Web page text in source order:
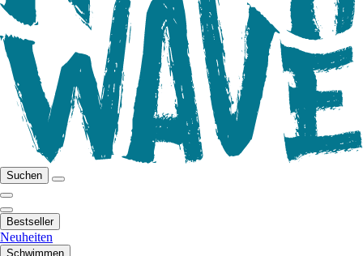
Suchen
Bestseller
Neuheiten
Schwimmen